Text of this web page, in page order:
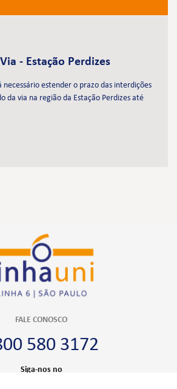
- Estação Perdizes
necessário estender o prazo das interdições
da via na região da Estação Perdizes até
FALE CONOSCO
580 3172
Siga-nos no